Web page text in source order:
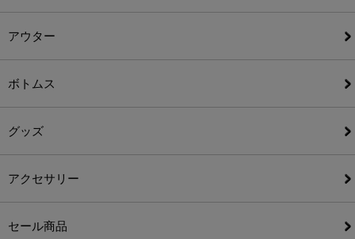
アウター
ボトムス
グッズ
アクセサリー
セール商品